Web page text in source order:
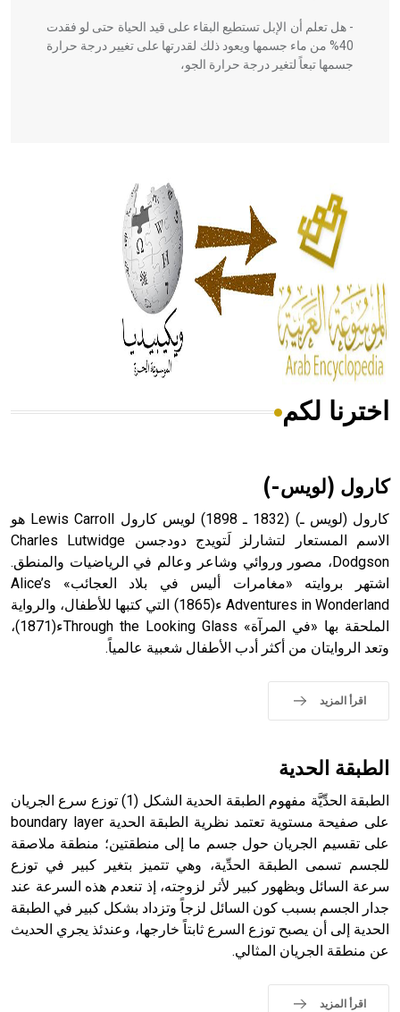
- هل تعلم أن الإبل تستطيع البقاء على قيد الحياة حتى لو فقدت
40% من ماء جسمها ويعود ذلك لقدرتها على تغيير درجة حرارة
جسمها تبعاً لتغير درجة حرارة الجو،
الحكم، الأدلة، تنظيم التغذية، ورسالته في جروح الرأس. ويعود
له الفضل بأنه حرر الطب من الدين والفلسفة.
- هل تعلم أن المرجان إفراز حيواني يتكون في البحر ويتركب
من مادة كربونات الكلسيوم، وهو أحمر أو شديد الحمرة وهو
أجود أنواعه، ويمتاز بكبر الحجم ويسمى الش
هل تعلم أن الأبسيد كلمة فرنسية اللفظ تم اعتمادها مصطلحاً
- هل تعلم أن أبجر Abgar اسم معروف جيداً يعود إلى عدد من
الملوك الذين حكموا مدينة إديسا (الرها) من أبجر الأول وحتى
التاسع، وهم ينتسبون إلى أسرة أوسروين
اخترنا لكم
كارول (لويس-)
كارول (لويس ـ) (1832 ـ 1898) لويس كارول Lewis Carroll هو
الاسم المستعار لتشارلز لَتويدج دودجسن Charles Lutwidge
Dodgson، مصور وروائي وشاعر وعالم في الرياضيات والمنطق.
اشتهر بروايته «مغامرات أليس في بلاد العجائب» Alice’s
Adventures in Wonderland ء(1865) التي كتبها للأطفال، والرواية
الملحقة بها «في المرآة» Through the Looking Glassء(1871)،
وتعد الروايتان من أكثر أدب الأطفال شعبية عالمياً.
اقرأ المزيد
الطبقة الحدية
الطبقة الحدِّيَّة مفهوم الطبقة الحدية الشكل (1) توزع سرع الجريان
على صفيحة مستوية تعتمد نظرية الطبقة الحدية boundary layer
على تقسيم الجريان حول جسم ما إلى منطقتين؛ منطقة ملاصقة
للجسم تسمى الطبقة الحدِّية، وهي تتميز بتغير كبير في توزع
سرعة السائل وبظهور كبير لأثر لزوجته، إذ تنعدم هذه السرعة عند
جدار الجسم بسبب كون السائل لزجاً وتزداد بشكل كبير في الطبقة
الحدية إلى أن يصبح توزع السرع ثابتاً خارجها، وعندئذ يجري الحديث
عن منطقة الجريان المثالي.
اقرأ المزيد